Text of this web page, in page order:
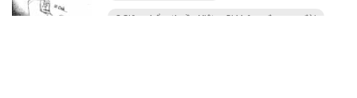
2.Siêu phẩm thuần Việt mãi không được ra đời